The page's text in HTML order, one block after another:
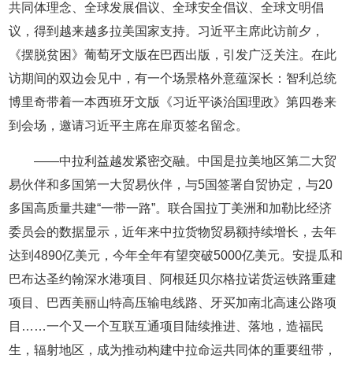
共同体理念、全球发展倡议、全球安全倡议、全球文明倡
议，得到越来越多拉美国家支持。习近平主席此访前夕，
《摆脱贫困》葡萄牙文版在巴西出版，引发广泛关注。在此
访期间的双边会见中，有一个场景格外意蕴深长：智利总统
博里奇带着一本西班牙文版《习近平谈治国理政》第四卷来
到会场，邀请习近平主席在扉页签名留念。
——中拉利益越发紧密交融。中国是拉美地区第二大贸
易伙伴和多国第一大贸易伙伴，与5国签署自贸协定，与20
多国高质量共建“一带一路”。联合国拉丁美洲和加勒比经济
委员会的数据显示，近年来中拉货物贸易额持续增长，去年
达到4890亿美元，今年全年有望突破5000亿美元。安提瓜和
巴布达圣约翰深水港项目、阿根廷贝尔格拉诺货运铁路重建
项目、巴西美丽山特高压输电线路、牙买加南北高速公路项
目……一个又一个互联互通项目陆续推进、落地，造福民
生，辐射地区，成为推动构建中拉命运共同体的重要纽带，